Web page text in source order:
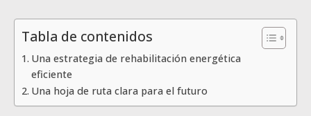
Tabla de contenidos
Una estrategia de rehabilitación energética
eficiente
Una hoja de ruta clara para el futuro